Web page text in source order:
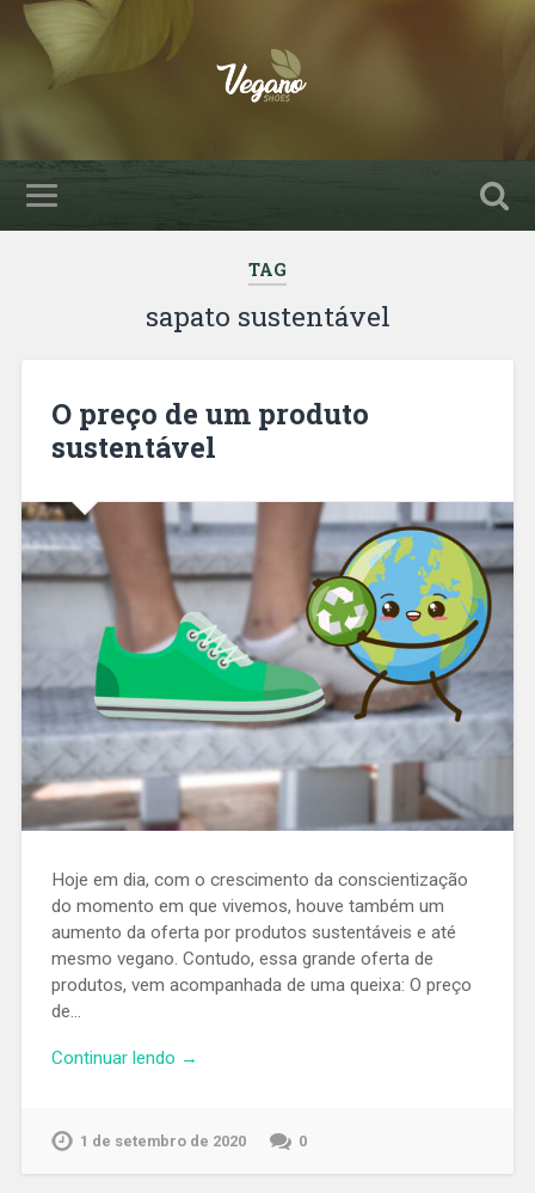
TAG
sapato sustentável
O preço de um produto
sustentável
Hoje em dia, com o crescimento da conscientização
do momento em que vivemos, houve também um
aumento da oferta por produtos sustentáveis e até
mesmo vegano. Contudo, essa grande oferta de
produtos, vem acompanhada de uma queixa: O preço
de…
Continuar lendo →
1 de setembro de 2020 0